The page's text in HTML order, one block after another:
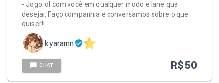
- Jogo lol com você em qualquer modo e lane que
desejar. Faço companhia e conversamos sobre o que
quiser!!
kyaramn
CHAT R$50